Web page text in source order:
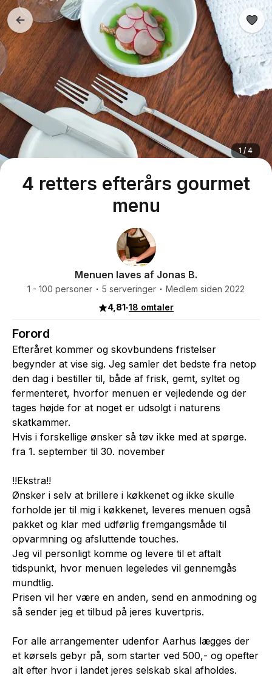
4 retters efterårs gourmet
menu
1 / 4
Menuen laves af Jonas B.
1 - 100 personer 5 serveringer Medlem siden 2022
4,81·18 omtaler
Forord
Efteråret kommer og skovbundens fristelser
begynder at vise sig. Jeg samler det bedste fra netop
den dag i bestiller til, både af frisk, gemt, syltet og
fermenteret, hvorfor menuen er vejledende og der
tages højde for at noget er udsolgt i naturens
skatkammer.
Hvis i forskellige ønsker så tøv ikke med at spørge.
fra 1. september til 30. november
!!Ekstra!!
Ønsker i selv at brillere i køkkenet og ikke skulle
forholde jer til mig i køkkenet, leveres menuen også
pakket og klar med udførlig fremgangsmåde til
opvarmning og afsluttende touches.
Jeg vil personligt komme og levere til et aftalt
tidspunkt, hvor menuen legeledes vil gennemgås
mundtlig.
Prisen vil her være en anden, send en anmodning og
så sender jeg et tilbud på jeres kuvertpris.
For alle arrangementer udenfor Aarhus lægges der
et kørsels gebyr på, som starter ved 500,- og opefter
alt efter hvor i landet jeres selskab skal afholdes.